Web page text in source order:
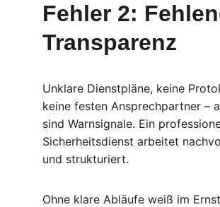
Fehler 2:
Transparenz
Unklare Dienstpläne, keine
keine festen Ansprechpartner –
sind Warnsignale. Ein
Sicherheitsdienst arbeitet
und strukturiert.
Ohne klare Abläufe weiß im